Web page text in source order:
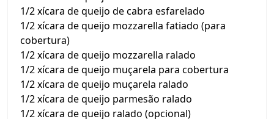
1/2 xícara de queijo de cabra esfarelado
1/2 xícara de queijo mozzarella fatiado (para
cobertura)
1/2 xícara de queijo mozzarella ralado
1/2 xícara de queijo muçarela para cobertura
1/2 xícara de queijo muçarela ralado
1/2 xícara de queijo parmesão ralado
1/2 xícara de queijo ralado (opcional)